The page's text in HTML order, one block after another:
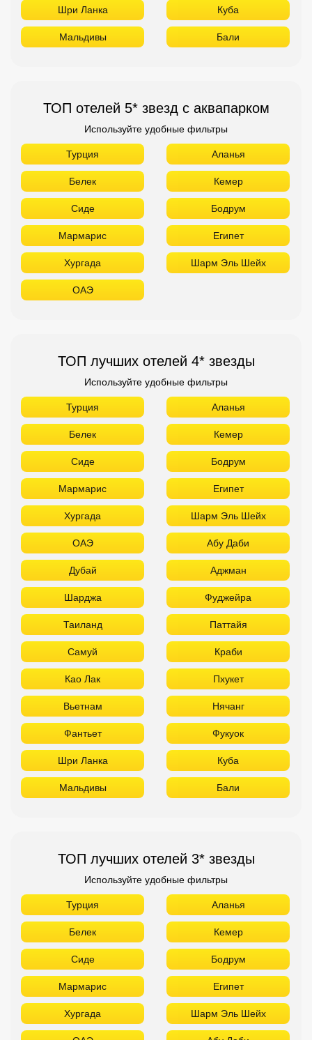
Турция Аланья
Белек
Хургада Шарм Эль Шейх
ОАЭ
ТОП лучших отелей 4* звезды
Используйте удобные фильтры
Турция
Хургада Шарм Эль Шейх
ОАЭ Абу Даби
Дубай Аджман
Шарджа Фуджейра
Таиланд Паттайя
Самуй Краби
Као Лак Пхукет
Вьетнам Нячанг
Фантьет Фукуок
Шри Ланка Куба
Мальдивы Бали
ТОП лучших отелей 3* звезды
Используйте удобные фильтры
Турция Аланья
Белек
Хургада Шарм Эль Шейх
ОАЭ Абу Даби
Дубай Аджман
Шарджа Фуджейра
Таиланд Паттайя
Самуй Краби